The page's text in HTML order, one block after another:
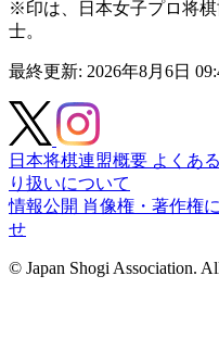
※印は、日本女子プロ将
士。
最終更新: 2026年8月6日
日本将棋連盟概要 よくあ
り扱いについて
情報公開 肖像権・著作権
せ
© Japan Shogi Association.